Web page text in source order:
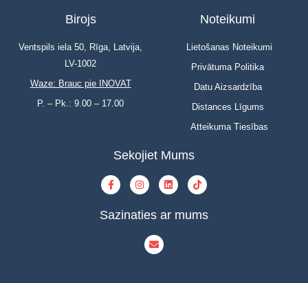
Birojs
Ventspils iela 50, Rīga, Latvija,
LV-1002
Waze: Brauc pie INOVAT
P. – Pk.: 9.00 – 17.00
Noteikumi
Lietošanas Noteikumi
Privātuma Politika
Datu Aizsardzība
Distances Līgums
Atteikuma Tiesības
Sekojiet Mums
Sazinaties ar mums